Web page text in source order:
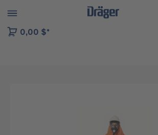
to B2B platform navigation
0,00 $*